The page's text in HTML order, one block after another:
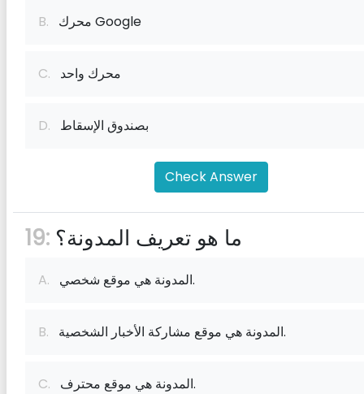
B. محرك Google
C. محرك واحد
D. بصندوق الإسقاط
Check Answer
19: ما هو تعريف المدونة؟
A. المدونة هي موقع شخصي.
B. المدونة هي موقع مشاركة الأخبار الشخصية.
C. المدونة هي موقع محترف.